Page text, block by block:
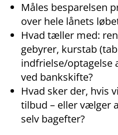
Måles besparelsen
over hele lånets
Hvad tæller med:
gebyrer, kurstab
indfrielse/optagelse
ved bankskifte?
Hvad sker der, hvis
tilbud – eller vælger
selv bagefter?